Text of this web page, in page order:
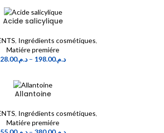
Acide salicylique
, Ingrédients cosmétiques,
Matiére premiére
د.م.28.00 – د.م.198.00
Allantoine
, Ingrédients cosmétiques,
Matiére premiére